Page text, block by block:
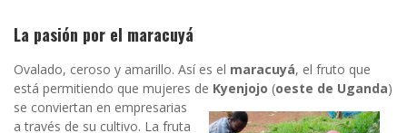
La pasión por el maracuyá
Ovalado, ceroso y amarillo. Así es el maracuyá, el fruto que
está permitiendo que mujeres de Kyenjojo (oeste de Uganda)
se conviertan en empresarias
a través de su cultivo. La fruta